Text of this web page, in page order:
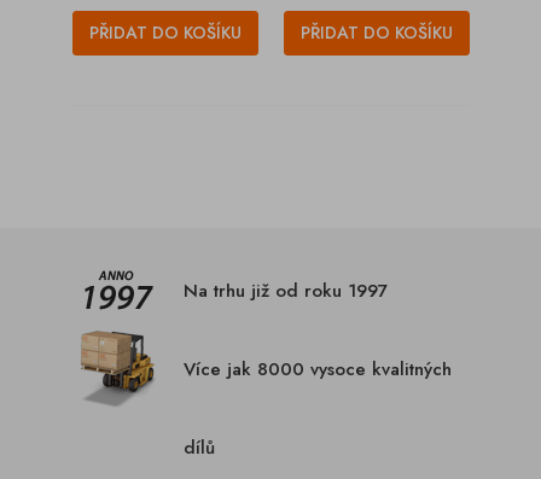
PŘIDAT DO KOŠÍKU PŘIDAT DO KOŠÍKU
Na trhu již od roku 1997
Více jak 8000 vysoce kvalitných
dílů